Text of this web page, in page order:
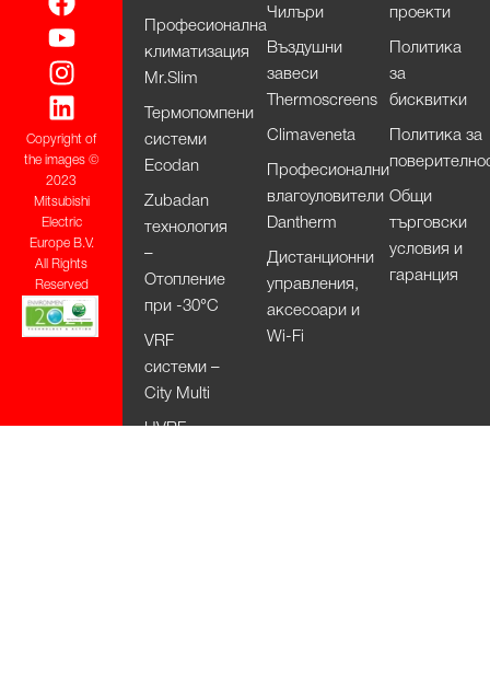
Copyright of
the images ©
2023
Mitsubishi
Electric
Europe B.V.
All Rights
Reserved
Професионална
климатизация
Mr.Slim
Термопомпени
системи
Ecodan
Zubadan
технология
–
Отопление
при -30°С
VRF
системи –
City Multi
HVRF
Чилъри
Въздушни
завеси
Thermoscreens
Climaveneta
Професионални
влагоуловители
Dantherm
Дистанционни
управления,
аксесоари и
Wi-Fi
проекти
Политика
за
бисквитки
Политика за
Общи
търговски
условия и
гаранция